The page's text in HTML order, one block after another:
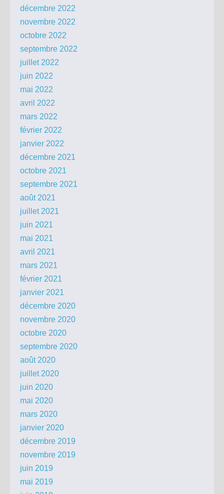
décembre 2022
novembre 2022
octobre 2022
septembre 2022
juillet 2022
juin 2022
mai 2022
avril 2022
mars 2022
février 2022
janvier 2022
décembre 2021
octobre 2021
septembre 2021
août 2021
juillet 2021
juin 2021
mai 2021
avril 2021
mars 2021
février 2021
janvier 2021
décembre 2020
novembre 2020
octobre 2020
septembre 2020
août 2020
juillet 2020
juin 2020
mai 2020
mars 2020
janvier 2020
décembre 2019
novembre 2019
juin 2019
mai 2019